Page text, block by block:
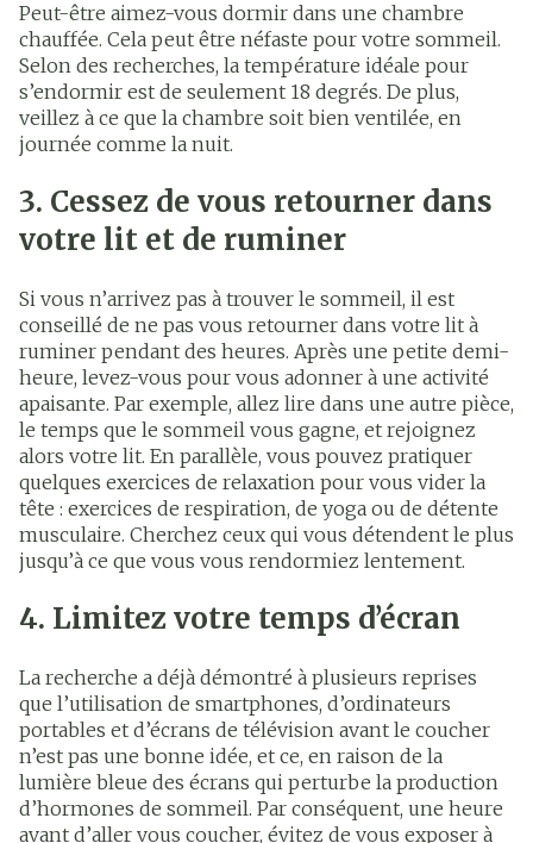
Peut-être aimez-vous dormir dans une chambre
chauffée. Cela peut être néfaste pour votre sommeil.
Selon des recherches, la température idéale pour
s’endormir est de seulement 18 degrés. De plus,
veillez à ce que la chambre soit bien ventilée, en
journée comme la nuit.
3. Cessez de vous retourner dans
votre lit et de ruminer
Si vous n’arrivez pas à trouver le sommeil, il est
conseillé de ne pas vous retourner dans votre lit à
ruminer pendant des heures. Après une petite demi-
heure, levez-vous pour vous adonner à une activité
apaisante. Par exemple, allez lire dans une autre pièce,
le temps que le sommeil vous gagne, et rejoignez
alors votre lit. En parallèle, vous pouvez pratiquer
quelques exercices de relaxation pour vous vider la
tête : exercices de respiration, de yoga ou de détente
musculaire. Cherchez ceux qui vous détendent le plus
jusqu’à ce que vous vous rendormiez lentement.
4. Limitez votre temps d’écran
La recherche a déjà démontré à plusieurs reprises
que l’utilisation de smartphones, d’ordinateurs
portables et d’écrans de télévision avant le coucher
n’est pas une bonne idée, et ce, en raison de la
lumière bleue des écrans qui perturbe la production
d’hormones de sommeil. Par conséquent, une heure
avant d’aller vous coucher, évitez de vous exposer à